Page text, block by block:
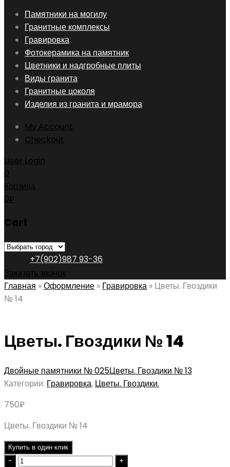
Skip
content
Памятники на могилу
Гранитные комплексы
Гравировка
Фотокерамика на памятник
Цветники и надгробные плиты
Виды гранита
Гранитные цоколя
Изделия из гранита и мрамора
My Account
Checkout
User Login
0
Корзина
0₽
Cart
+7(902)987 93-36
Заказать звонок
Главная »Оформление » Гравировка » Цветы. Гвоздики
№ 14
Цветы. Гвоздики № 14
Двойные памятники № 025Цветы. Гвоздики № 13
Категории: Гравировка, Цветы. Гвоздики.
750₽
Цветы. Гвоздики № 14
Купить в один клик
Quantity